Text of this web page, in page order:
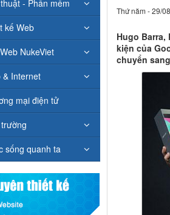
Thứ năm - 29/
Hugo
kiện của
chuyển
- Phần mềm
kế Web
NukeViet
& Internet
mại điện tử
sống quanh ta